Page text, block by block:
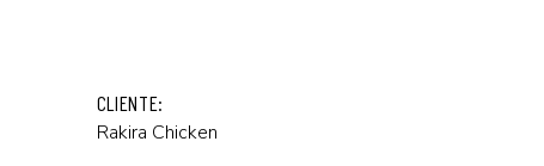
CLIENTE:
Rakira Chicken